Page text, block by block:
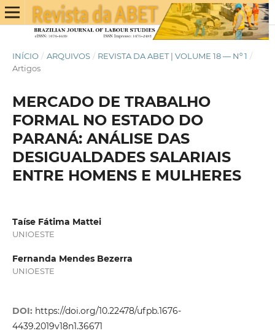
INÍCIO / ARQUIVOS / REVISTA DA ABET | VOLUME 18 — Nº 1 /
Artigos
MERCADO DE TRABALHO
FORMAL NO ESTADO DO
PARANÁ: ANÁLISE DAS
DESIGUALDADES SALARIAIS
ENTRE HOMENS E MULHERES
Taíse Fátima Mattei
UNIOESTE
Fernanda Mendes Bezerra
UNIOESTE
DOI: https://doi.org/10.22478/ufpb.1676-
4439.2019v18n1.36671